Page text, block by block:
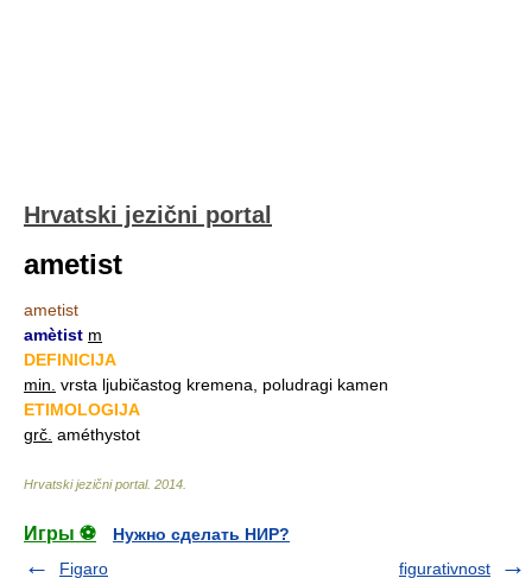
Hrvatski jezični portal
ametist
ametist
amètist m
DEFINICIJA
min. vrsta ljubičastog kremena, poludragi kamen
ETIMOLOGIJA
grč. améthystot
Hrvatski jezični portal. 2014
Игры ⚽
Нужно сделать НИР?
Figaro
figurativnost